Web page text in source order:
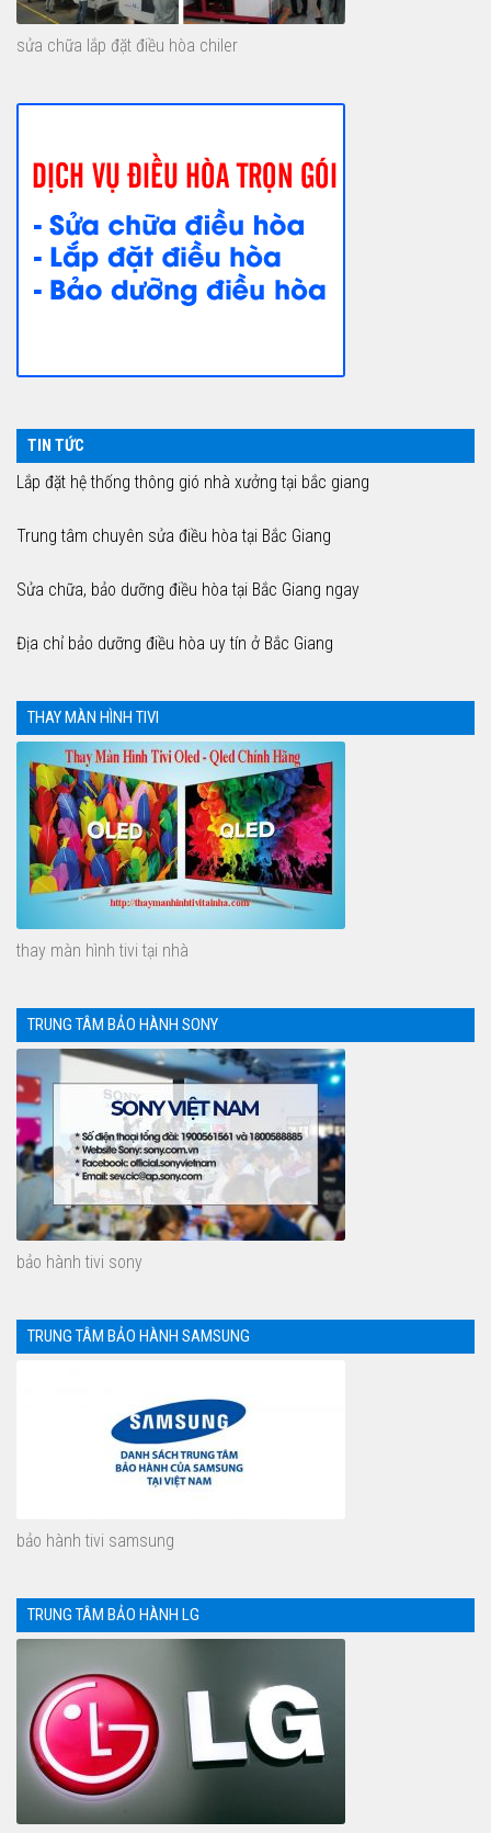
sửa chữa lắp đặt điều hòa chiler
TIN TỨC
Lắp đặt hệ thống thông gió nhà xưởng tại bắc giang
Trung tâm chuyên sửa điều hòa tại Bắc Giang
Sửa chữa, bảo dưỡng điều hòa tại Bắc Giang ngay
Địa chỉ bảo dưỡng điều hòa uy tín ở Bắc Giang
THAY MÀN HÌNH TIVI
thay màn hình tivi tại nhà
TRUNG TÂM BẢO HÀNH SONY
bảo hành tivi sony
TRUNG TÂM BẢO HÀNH SAMSUNG
bảo hành tivi samsung
TRUNG TÂM BẢO HÀNH LG